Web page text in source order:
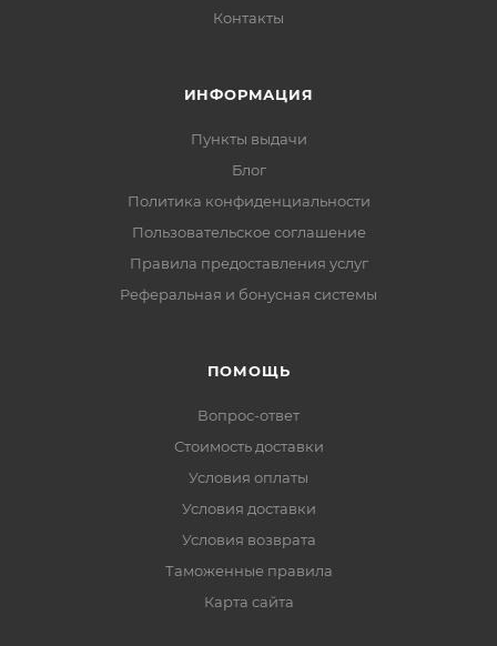
Контакты
ИНФОРМАЦИЯ
Пункты выдачи
Блог
Политика конфиденциальности
Пользовательское соглашение
Правила предоставления услуг
Реферальная и бонусная системы
ПОМОЩЬ
Вопрос-ответ
Стоимость доставки
Условия оплаты
Условия доставки
Условия возврата
Таможенные правила
Карта сайта